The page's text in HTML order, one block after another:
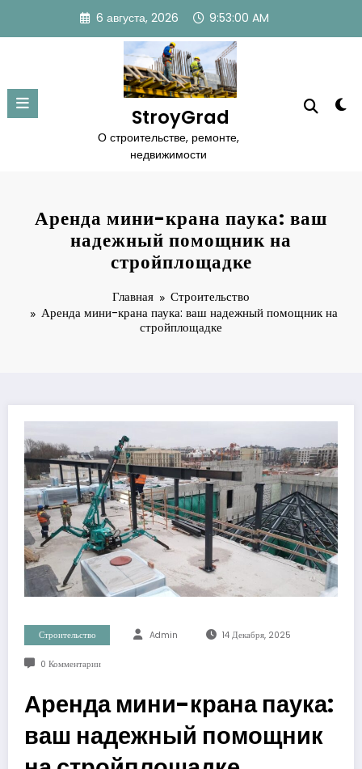
содержимому
6 августа, 2026 9:53:01 AM
StroyGrad
О строительстве, ремонте,
недвижимости
Аренда мини-крана паука: ваш
надежный помощник на
стройплощадке
Главная
Строительство
Аренда мини-крана паука: ваш надежный помощник на
стройплощадке
Строительство Admin 14 Декабря, 2025
0 Комментарии
Аренда мини-крана паука:
ваш надежный помощник